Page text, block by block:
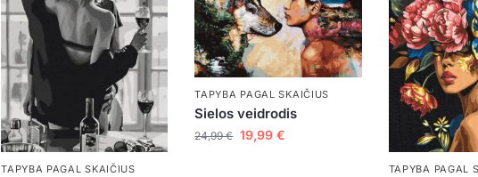
TAPYBA PAGAL SKAIČIUS
TAPYBA PAGAL SKAIČIUS
Sielos veidrodis
24,99€ 19,99€
TAPYBA PAGAL